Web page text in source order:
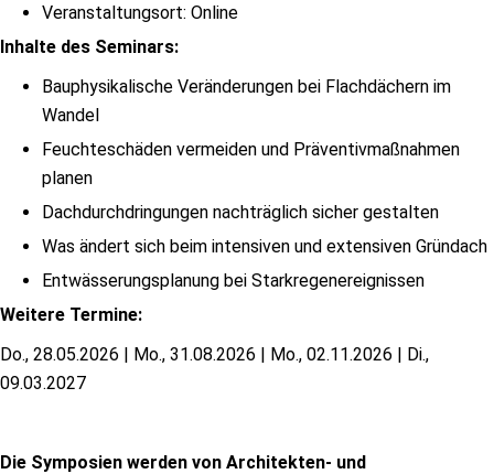
Veranstaltungsort: Online
Inhalte des Seminars:
Bauphysikalische Veränderungen bei Flachdächern im
Wandel
Feuchteschäden vermeiden und Präventivmaßnahmen
planen
Dachdurchdringungen nachträglich sicher gestalten
Was ändert sich beim intensiven und extensiven Gründach
Entwässerungsplanung bei Starkregenereignissen
Weitere Termine:
Do., 28.05.2026 | Mo., 31.08.2026 | Mo., 02.11.2026 | Di.,
09.03.2027
Die Symposien werden von Architekten- und